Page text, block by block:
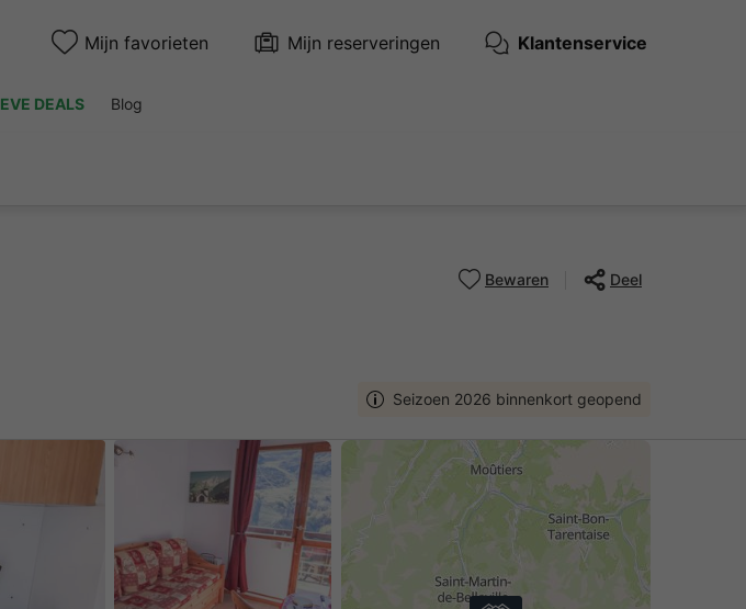
Mijn favorieten Mijn reserveringen Klantenservice
DEALS Blog
Seizoen 2026 binnenkort geopend
Bewaren Deel